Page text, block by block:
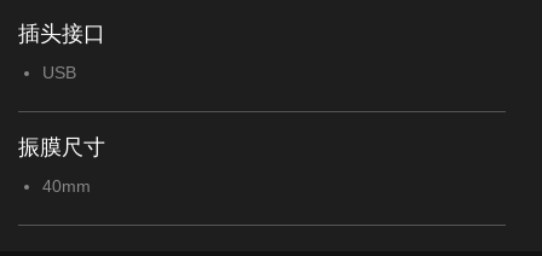
插头接口
USB
振膜尺寸
40mm